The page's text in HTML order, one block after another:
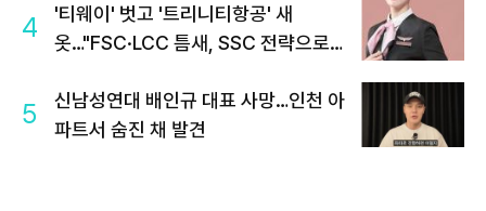
4
'티웨이' 벗고 '트리니티항공' 새
옷…"FSC·LCC 틈새, SSC 전략으로
5
신남성연대 배인규 대표 사망…인천 아
파트서 숨진 채 발견